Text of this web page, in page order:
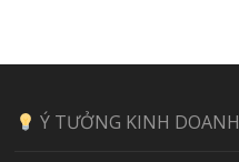
Ý TƯỞNG KINH DOANH